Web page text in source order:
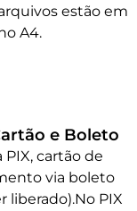
estão em
A4.
e Boleto
cartão de
via boleto
liberado).No PIX